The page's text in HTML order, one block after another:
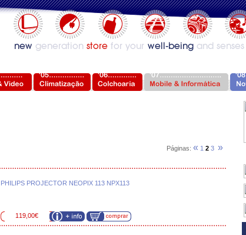
Páginas: « 1 2 3 »
PHILIPS PROJECTOR NEOPIX 113 NPX113
119,00€